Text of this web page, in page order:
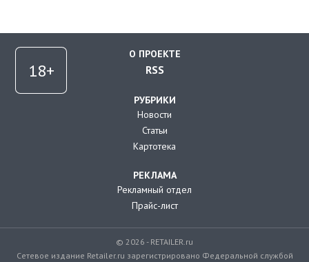
О ПРОЕКТЕ
RSS
РУБРИКИ
Новости
Статьи
Картотека
РЕКЛАМА
Рекламный отдел
Прайс-лист
© 2026 - RETAILER.ru
Сетевое издание Retailer.ru зарегистрировано Федеральной службой